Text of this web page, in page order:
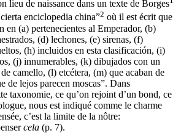
lieu de naissance dans un texte de Borges
enciclopedia china”2 où il est écrit que
en (a) pertenecientes al Emperador, (b)
(d) lechones, (e) sirenas, (f)
(h) incluidos en esta clasificación, (i)
(j) innumerables, (k) dibujados con un
camello, (l) etcétera, (m) que acaban de
de lejos parecen moscas”. Dans
taxonomie, ce qu’on rejoint d’un bond, ce
nous est indiqué comme le charme
c’est la limite de la nôtre:
cela (p. 7).